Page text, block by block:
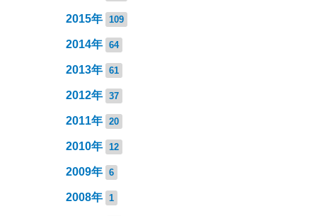
2015年 109
2014年 64
2013年 61
2012年 37
2011年 20
2010年 12
2009年 6
2008年 1